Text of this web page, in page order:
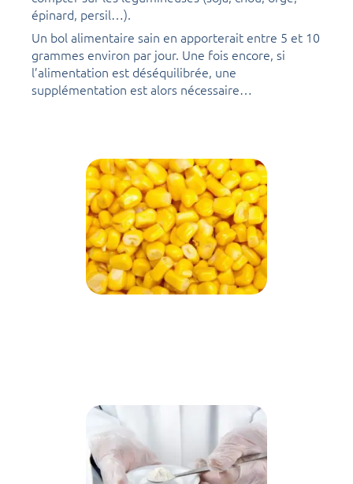
épinard, persil…).
Un bol alimentaire sain en apporterait entre 5 et 10
grammes environ par jour. Une fois encore, si
l’alimentation est déséquilibrée, une
supplémentation est alors nécessaire…